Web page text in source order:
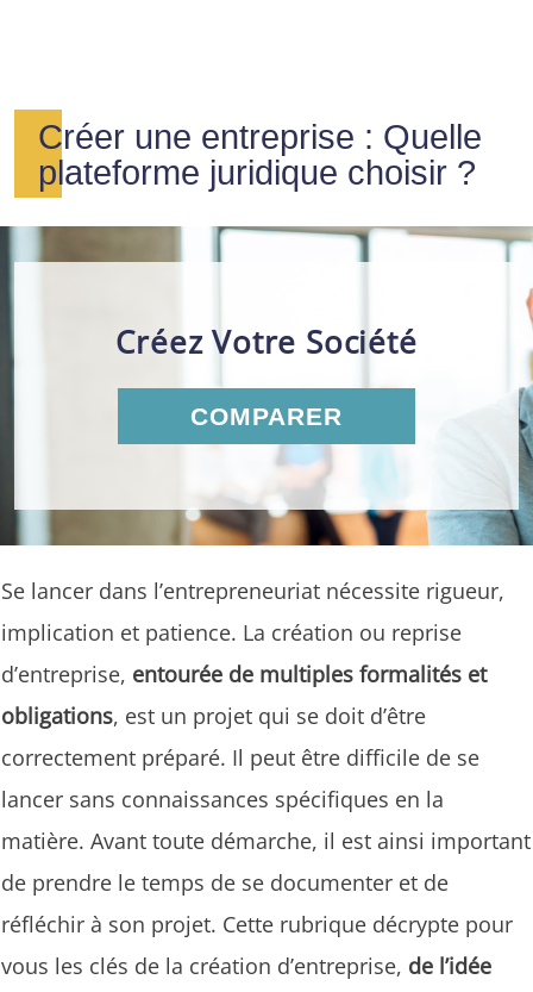
Créer une entreprise : Quelle
plateforme juridique choisir ?
Créez Votre Société
COMPARER
Se lancer dans l’entrepreneuriat nécessite rigueur,
implication et patience. La création ou reprise
d’entreprise, entourée de multiples formalités et
obligations, est un projet qui se doit d’être
correctement préparé. Il peut être difficile de se
lancer sans connaissances spécifiques en la
matière. Avant toute démarche, il est ainsi important
de prendre le temps de se documenter et de
réfléchir à son projet. Cette rubrique décrypte pour
vous les clés de la création d’entreprise, de l’idée